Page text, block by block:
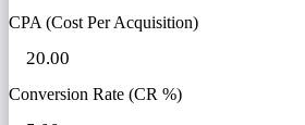
CPA (Cost Per Acquisition)
Conversion Rate (CR %)